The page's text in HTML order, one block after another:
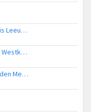
Ambulancehelikopter naar Vliegbasis Leeuwarden
Lifeliner 2 naar Westkapelle, Strand Westkapelle
Ambulancehelikopter naar Leeuwarden Medical Center Heliport